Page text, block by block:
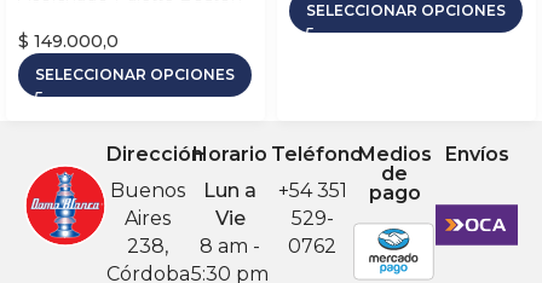
$ 149.000,0
SELECCIONAR OPCIONES
SELECCIONAR OPCIONES
Dirección
Buenos
Aires
238,
Córdoba
Horario
Lun a
Vie
8 am -
5:30 pm
Teléfono
+54 351
529-
0762
Medios
de
pago
Envíos